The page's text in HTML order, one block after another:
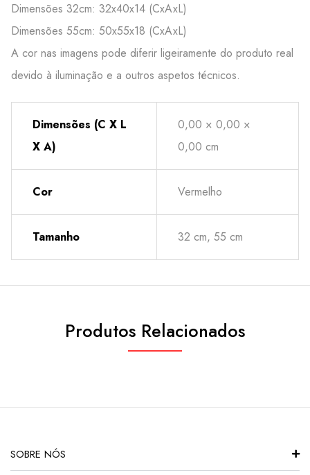
Dimensões 32cm: 32x40x14 (CxAxL)
Dimensões 55cm: 50x55x18 (CxAxL)
A cor nas imagens pode diferir ligeiramente do produto real
devido à iluminação e a outros aspetos técnicos.
Dimensões (C X L
X A)
0,00 × 0,00 ×
0,00 cm
Cor Vermelho
Tamanho 32 cm, 55 cm
Produtos Relacionados
SOBRE NÓS